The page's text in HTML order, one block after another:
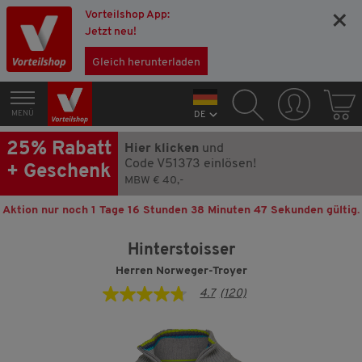
Vorteilshop App:
Jetzt neu!
Gleich herunterladen
×
MENÜ DE
25% Rabatt
+ Geschenk
Hier klicken und
Code V51373 einlösen!
MBW € 40,-
Aktion nur noch 1 Tage 16 Stunden 38 Minuten 46 Sekunden gültig.
Hinterstoisser
Herren Norweger-Troyer
4.7
Sternen,
Durchschnittswert
4.7 (120)